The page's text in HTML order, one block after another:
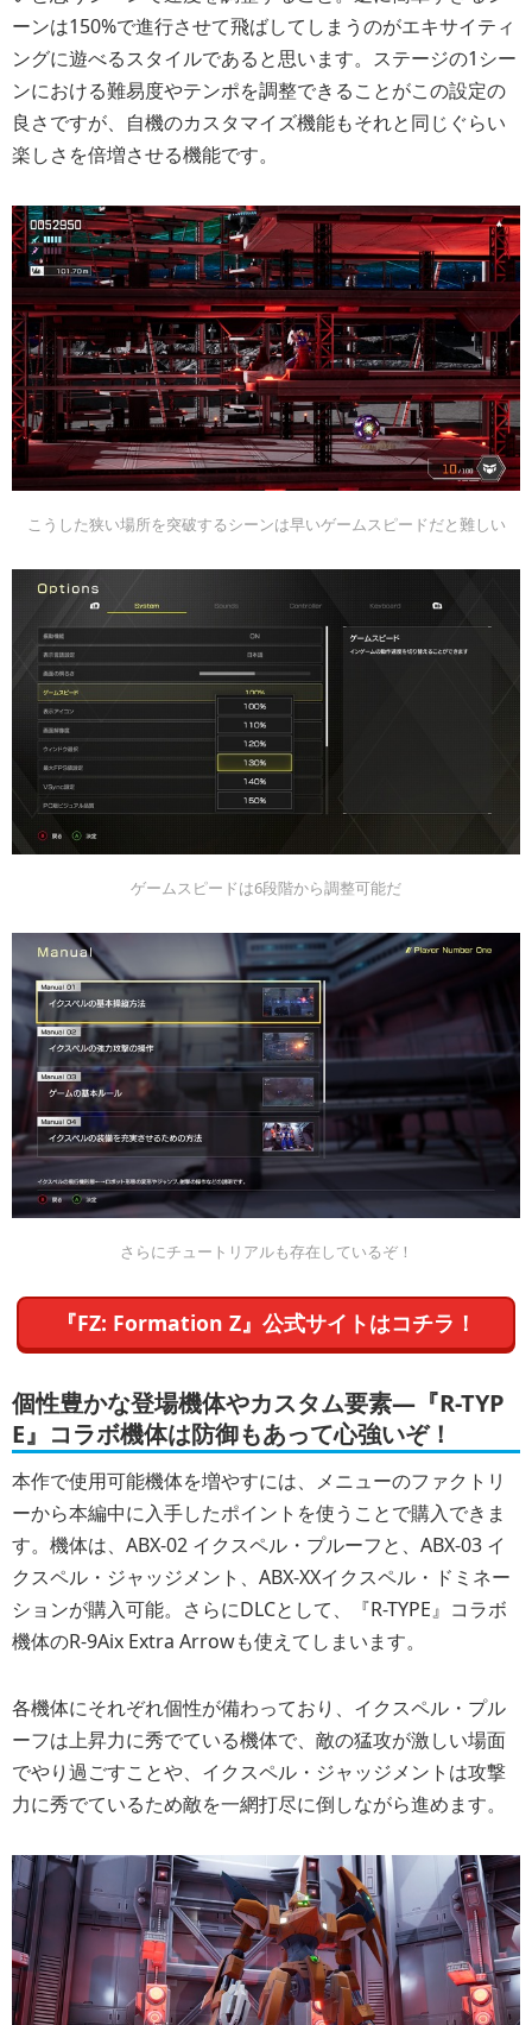
ーンは150%で進行させて飛ばしてしまうのがエキサイティ
ングに遊べるスタイルであると思います。ステージの1シー
ンにおける難易度やテンポを調整できることがこの設定の
良さですが、自機のカスタマイズ機能もそれと同じぐらい
楽しさを倍増させる機能です。
こうした狭い場所を突破するシーンは早いゲームスピードだと難しい
ゲームスピードは6段階から調整可能だ
さらにチュートリアルも存在しているぞ！
『FZ: Formation Z』公式サイトはコチラ！
個性豊かな登場機体やカスタム要素―『R-TYP
E』コラボ機体は防御もあって心強いぞ！
本作で使用可能機体を増やすには、メニューのファクトリ
ーから本編中に入手したポイントを使うことで購入できま
す。機体は、ABX-02 イクスペル・プルーフと、ABX-03 イ
クスペル・ジャッジメント、ABX-XXイクスペル・ドミネー
ションが購入可能。さらにDLCとして、『R-TYPE』コラボ
機体のR-9Aix Extra Arrowも使えてしまいます。
各機体にそれぞれ個性が備わっており、イクスペル・プル
ーフは上昇力に秀でている機体で、敵の猛攻が激しい場面
でやり過ごすことや、イクスペル・ジャッジメントは攻撃
力に秀でているため敵を一網打尽に倒しながら進めます。